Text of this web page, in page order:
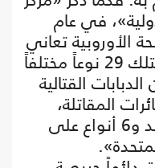
في عام
الأوروبية تعاني
من تكرار ووفرة كبيرة، إذ تمتلك 29 نوعاً مختلفاً
نوعاً من الدبابات القتالية
الطائرات المقاتلة،
مقارنةً مع 4 أنواع ونوع واحد و6 أنواع على